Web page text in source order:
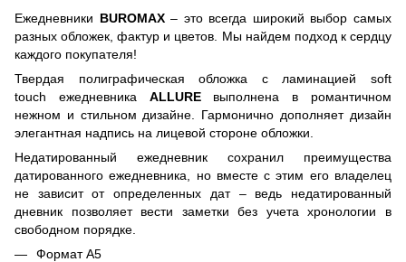
Ежедневники BUROMAX– это всегда широкий выбор самых
разных обложек, фактур и цветов. Мы найдем подход к сердцу
каждого покупателя!
Твердая полиграфическая обложка с ламинацией soft
touch ежедневника ALLURE выполнена в романтичном
нежном и стильном дизайне. Гармонично дополняет дизайн
элегантная надпись на лицевой стороне обложки.
Недатированный ежедневник сохранил преимущества
датированного ежедневника, но вместе с этим его владелец
не зависит от определенных дат – ведь недатированный
дневник позволяет вести заметки без учета хронологии в
свободном порядке.
Формат А5